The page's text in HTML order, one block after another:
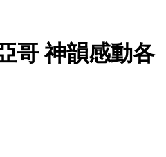
哥 神韻感動各